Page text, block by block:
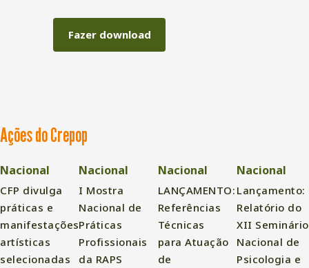
Fazer download
Ações do Crepop
Nacional
CFP divulga
práticas e
manifestações
artísticas
selecionadas
Nacional
I Mostra
Nacional de
Práticas
Profissionais
da RAPS
Nacional
LANÇAMENTO:
Referências
Técnicas
para Atuação
de
Nacional
Lançamento:
Relatório do
XII Seminário
Nacional de
Psicologia e